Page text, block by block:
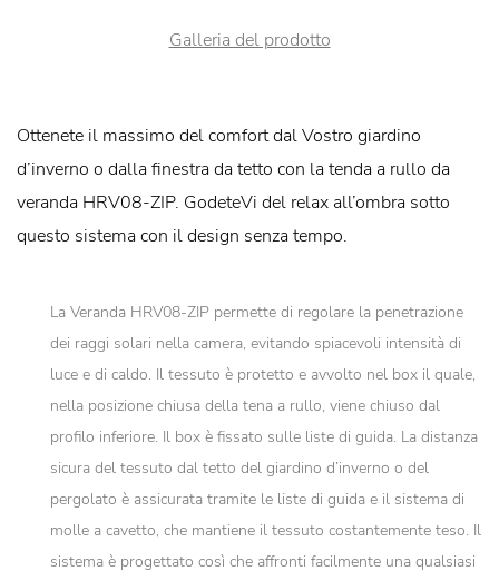
Galleria del prodotto
Ottenete il massimo del comfort dal Vostro giardino
d’inverno o dalla finestra da tetto con la tenda a rullo da
veranda HRV08-ZIP. GodeteVi del relax all’ombra sotto
questo sistema con il design senza tempo.
La Veranda HRV08-ZIP permette di regolare la penetrazione
dei raggi solari nella camera, evitando spiacevoli intensità di
luce e di caldo. Il tessuto è protetto e avvolto nel box il quale,
nella posizione chiusa della tena a rullo, viene chiuso dal
profilo inferiore. Il box è fissato sulle liste di guida. La distanza
sicura del tessuto dal tetto del giardino d’inverno o del
pergolato è assicurata tramite le liste di guida e il sistema di
molle a cavetto, che mantiene il tessuto costantemente teso. Il
sistema è progettato così che affronti facilmente una qualsiasi